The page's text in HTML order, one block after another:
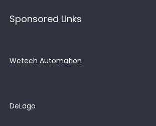
Sponsored Links
Wetech Automation
DeLago